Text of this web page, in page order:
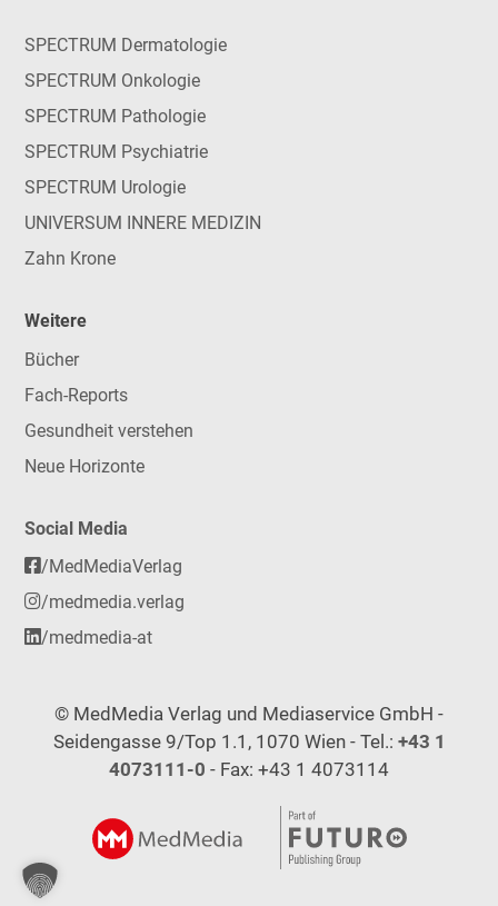
SPECTRUM Dermatologie
SPECTRUM Onkologie
SPECTRUM Pathologie
SPECTRUM Psychiatrie
SPECTRUM Urologie
UNIVERSUM INNERE MEDIZIN
Zahn Krone
Weitere
Bücher
Fach-Reports
Gesundheit verstehen
Neue Horizonte
Social Media
/MedMediaVerlag
/medmedia.verlag
/medmedia-at
© MedMedia Verlag und Mediaservice GmbH -
Seidengasse 9/Top 1.1, 1070 Wien - Tel.: +43 1
4073111-0 - Fax: +43 1 4073114